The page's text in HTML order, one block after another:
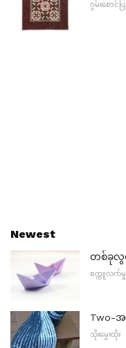
ဂွမ်းစောင်ပ
Newest
တစ်ခုလွ
စက္ကူလက်မှု
Two-အ
သိုးမွှေးထိုး